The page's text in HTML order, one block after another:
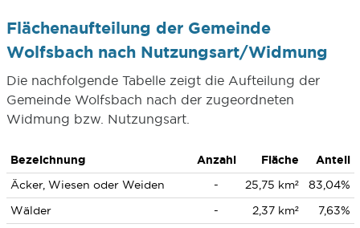
Flächenaufteilung der Gemeinde
Wolfsbach nach Nutzungsart/Widmung
Die nachfolgende Tabelle zeigt die Aufteilung der
Gemeinde Wolfsbach nach der zugeordneten
Widmung bzw. Nutzungsart.
Bezeichnung Anzahl Fläche
Anteil
Äcker, Wiesen oder Weiden
- 25,75 km²
83,04%
Wälder
- 2,37 km² 7,63%